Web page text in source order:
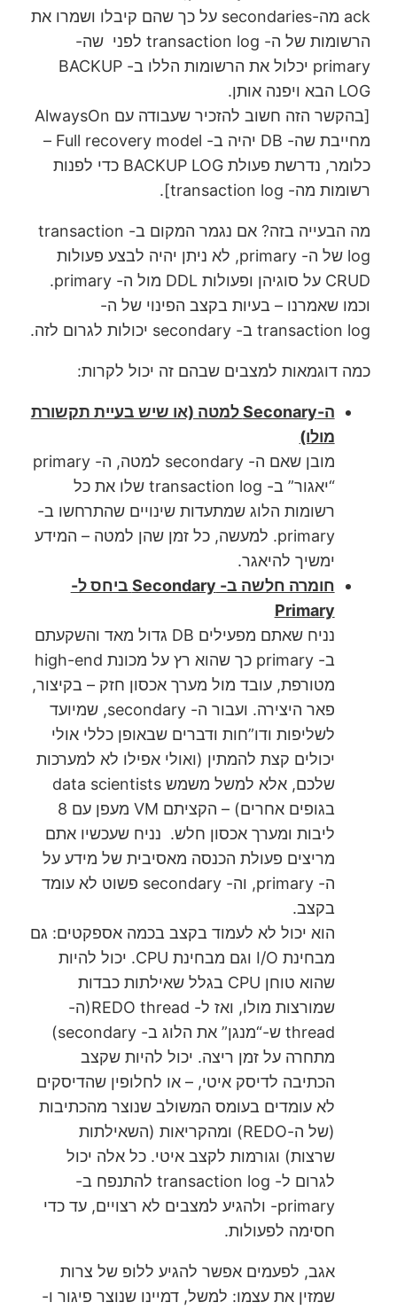
ack מה-secondaries על כך שהם קיבלו ושמרו את
הרשומות של ה- transaction log לפני שה-
primary יכלול את הרשומות הללו ב- BACKUP
LOG הבא ויפנה אותן.
[בהקשר הזה חשוב להזכיר שעבודה עם AlwaysOn
מחייבת שה- DB יהיה ב- Full recovery model –
כלומר, נדרשת פעולת BACKUP LOG כדי לפנות
רשומות מה- transaction log].
מה הבעייה בזה? אם נגמר המקום ב- transaction
log של ה- primary, לא ניתן יהיה לבצע פעולות
CRUD על סוגיהן ופעולות DDL מול ה- primary.
וכמו שאמרנו – בעיות בקצב הפינוי של ה-
transaction log ב- secondary יכולות לגרום לזה.
כמה דוגמאות למצבים שבהם זה יכול לקרות:
ה-Seconary למטה (או שיש בעיית תקשורת
מולו)
מובן שאם ה- secondary למטה, ה- primary
“יאגור” ב- transaction log שלו את כל
רשומות הלוג שמתעדות שינויים שהתרחשו ב-
primary. למעשה, כל זמן שהן למטה – המידע
ימשיך להיאגר.
חומרה חלשה ב- Secondary ביחס ל-
Primary
נניח שאתם מפעילים DB גדול מאד והשקעתם
ב- primary כך שהוא רץ על מכונת high-end
מטורפת, עובד מול מערך אכסון חזק – בקיצור,
פאר היצירה. ועבור ה- secondary, שמיועד
לשליפות ודו”חות ודברים שבאופן כללי אולי
יכולים קצת להמתין (ואולי אפילו לא למערכות
שלכם, אלא למשל משמש data scientists
בגופים אחרים) – הקציתם VM מעפן עם 8
ליבות ומערך אכסון חלש. נניח שעכשיו אתם
מריצים פעולת הכנסה מאסיבית של מידע על
ה- primary, וה- secondary פשוט לא עומד
בקצב.
הוא יכול לא לעמוד בקצב בכמה אספקטים: גם
מבחינת I/O וגם מבחינת CPU. יכול להיות
שהוא טוחן CPU בגלל שאילתות כבדות
שמורצות מולו, ואז ל- REDO thread(ה-
thread ש-“מנגן” את הלוג ב- secondary)
מתחרה על זמן ריצה. יכול להיות שקצב
הכתיבה לדיסק איטי, – או לחלופין שהדיסקים
לא עומדים בעומס המשולב שנוצר מהכתיבות
(של ה-REDO) ומהקריאות (השאילתות
שרצות) וגורמות לקצב איטי. כל אלה יכול
לגרום ל- transaction log להתנפח ב-
primary- ולהגיע למצבים לא רצויים, עד כדי
חסימה לפעולות.
אגב, לפעמים אפשר להגיע ללופ של צרות
שמזין את עצמו: למשל, דמיינו שנוצר פיגור ו-